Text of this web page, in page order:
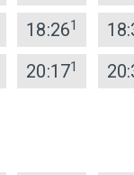
18:261
20:171